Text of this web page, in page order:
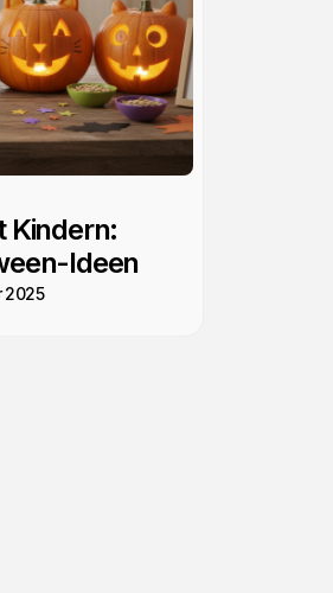
Kindern:
Ideen
2025